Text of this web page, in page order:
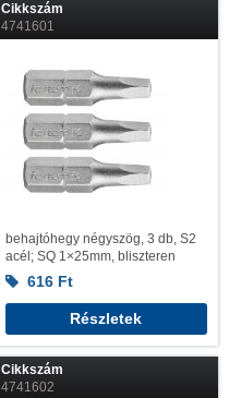
Cikkszám
4741601
behajtóhegy négyszög, 3 db, S2
acél; SQ 1×25mm, bliszteren
616 Ft
Részletek
Cikkszám
4741602